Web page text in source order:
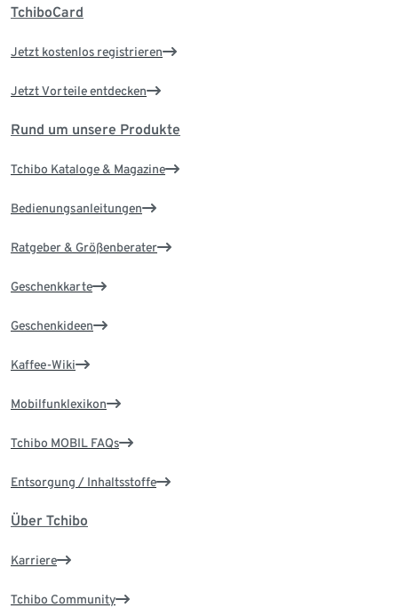
TchiboCard
Jetzt kostenlos registrieren
Jetzt Vorteile entdecken
Rund um unsere Produkte
Tchibo Kataloge & Magazine
Bedienungsanleitungen
Ratgeber & Größenberater
Geschenkkarte
Geschenkideen
Kaffee-Wiki
Mobilfunklexikon
Tchibo MOBIL FAQs
Entsorgung / Inhaltsstoffe
Über Tchibo
Karriere
Tchibo Community